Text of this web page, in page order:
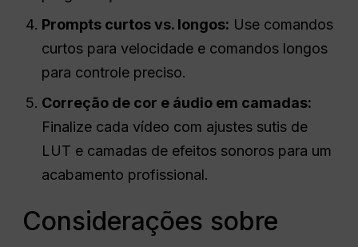
Prompts curtos vs. longos: Use comandos
curtos para velocidade e comandos longos
para controle preciso.
Correção de cor e áudio em camadas:
Finalize cada vídeo com ajustes sutis de
LUT e camadas de efeitos sonoros para um
acabamento profissional.
Considerações sobre